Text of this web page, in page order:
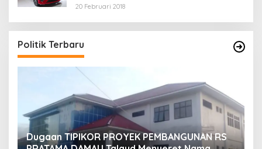
20 Februari 2018
Politik Terbaru
Dugaan TIPIKOR PROYEK PEMBANGUNAN RS